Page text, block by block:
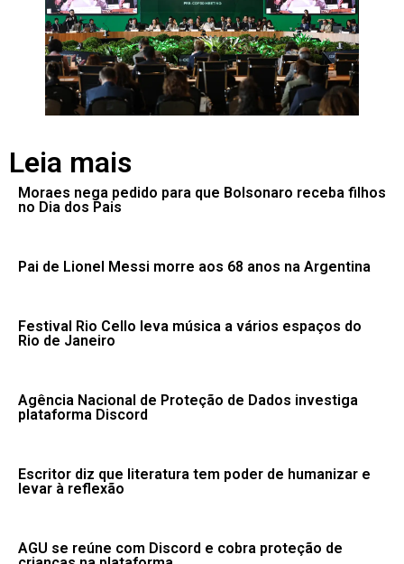
Leia mais
Moraes nega pedido para que Bolsonaro receba filhos
no Dia dos Pais
Pai de Lionel Messi morre aos 68 anos na Argentina
Festival Rio Cello leva música a vários espaços do
Rio de Janeiro
Agência Nacional de Proteção de Dados investiga
plataforma Discord
Escritor diz que literatura tem poder de humanizar e
levar à reflexão
AGU se reúne com Discord e cobra proteção de